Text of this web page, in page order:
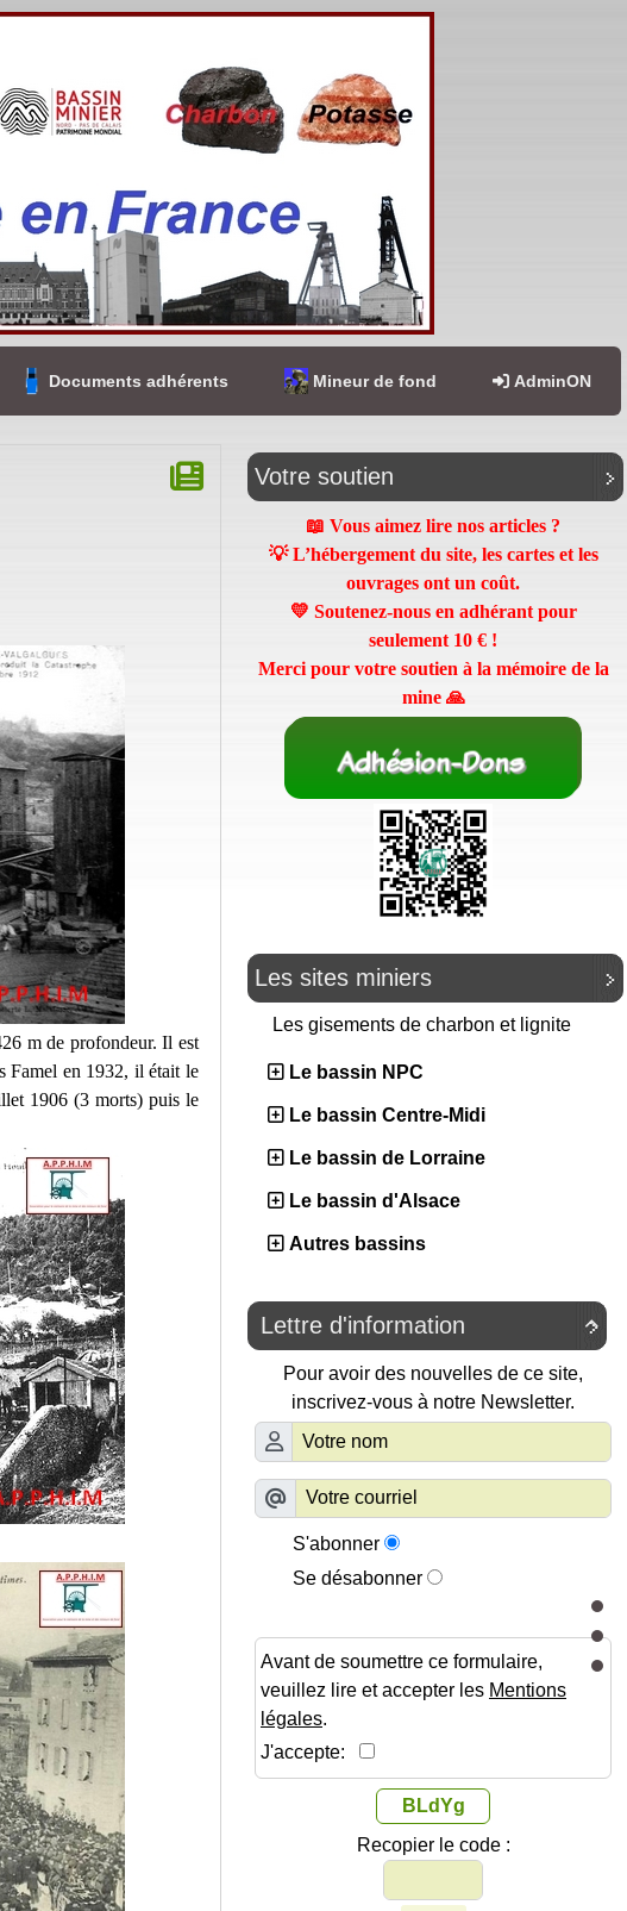
Documents adhérents Mineur de fond AdminON
m de profondeur. Il est
Famel en 1932, il était le
1906 (3 morts) puis le
Votre soutien
📖 Vous aimez lire nos articles ?
💡 L’hébergement du site, les cartes et les
ouvrages ont un coût.
💛 Soutenez-nous en adhérant pour
seulement 10 € !
Merci pour votre soutien à la mémoire de la
mine 🙏
Les sites miniers
Les gisements de charbon et lignite
Le bassin NPC
Le bassin Centre-Midi
Le bassin de Lorraine
Le bassin d'Alsace
Autres bassins

Lettre d'information
Pour avoir des nouvelles de ce site,
inscrivez-vous à notre Newsletter.
S'abonner
Se désabonner
Avant de soumettre ce formulaire,
veuillez lire et accepter les Mentions
légales.
J'accepte:
BLdYg
Recopier le code :